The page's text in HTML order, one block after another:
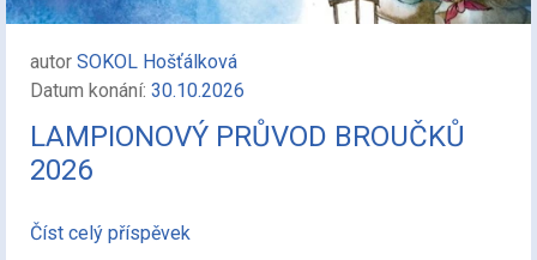
autor SOKOL Hošťálková
Datum konání: 30.10.2026
LAMPIONOVÝ PRŮVOD BROUČKŮ
2026
Číst celý příspěvek